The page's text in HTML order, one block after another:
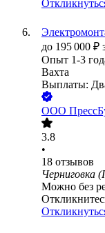
до 195 000 ₽
Опыт 1-3
Вахта
Выплаты:
ООО
3.8
•
18 отзывов
Черниговка
Можно без